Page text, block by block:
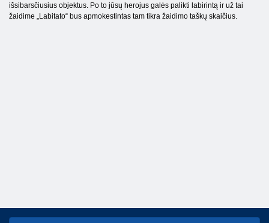
išsibarsčiusius objektus. Po to jūsų herojus galės palikti labirintą ir už tai
žaidime „Labitato“ bus apmokestintas tam tikra žaidimo taškų skaičius.